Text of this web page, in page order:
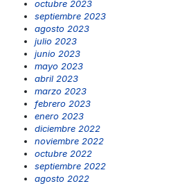
octubre 2023
septiembre 2023
agosto 2023
julio 2023
junio 2023
mayo 2023
abril 2023
marzo 2023
febrero 2023
enero 2023
diciembre 2022
noviembre 2022
octubre 2022
septiembre 2022
agosto 2022